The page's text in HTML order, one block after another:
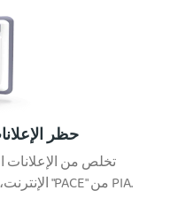
حظر
تخلص من الإعلانات
الإنترنت، والمواقع الخبيثة باستخدام خاصية "PACE" من PIA.